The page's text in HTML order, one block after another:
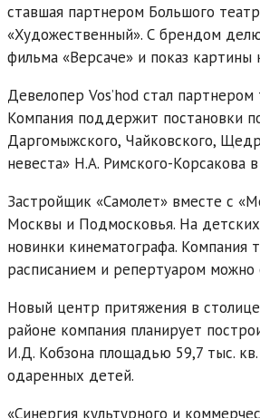
ставшая партнером Большого
«Художественный». С брендом
фильма «Версаче» и показ
Девелопер Vos’hod стал
Компания поддержит постановки
Даргомыжского, Чайковского,
невеста» Н.А. Римского-Корсакова
Застройщик «Самолет» вместе с
Москвы и Подмосковья. На
новинки кинематографа.
расписанием и репертуаром можно
Новый центр притяжения в
районе компания планирует
И.Д. Кобзона площадью 59,7 тыс.
одаренных детей.
«Синергия культурного и